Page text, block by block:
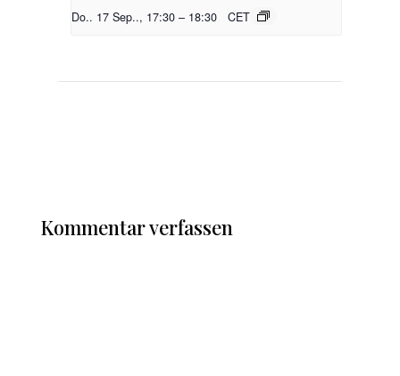
Do.. 17 Sep.., 17:30 – 18:30 CET
Kommentar verfassen